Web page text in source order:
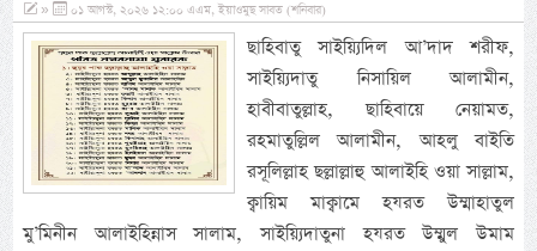
» ০১ আগস্ট, ২০২৬ ১২:০০ এএম, ইয়াওমুছ সাবত (শনিবার)
ছাহিবাতু সাইয়্যিদিল আ’দাদ শরীফ,
সাইয়্যিদাতু নিসায়িল আলামীন,
হাবীবাতুল্লাহ, ছাহিবায়ে নেয়ামত,
রহমাতুল্লিল আলামীন, আহলু বাইতি
রসূলিল্লাহ ছল্লাল্লাহু আলাইহি ওয়া সাল্লাম,
ক্বায়িম মাক্বামে হযরত উম্মাহাতুল
মু’মিনীন আলাইহিন্নাস সালাম, সাইয়্যিদাতুনা হযরত উম্মুল উমাম